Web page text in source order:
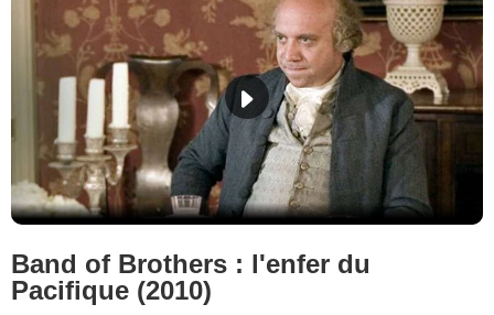
Band of Brothers : l'enfer du
Pacifique (2010)